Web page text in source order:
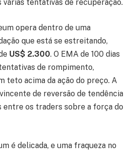
várias tentativas de recuperação.
opera dentro de uma
que está se estreitando,
US$ 2.300. O EMA de 100 dias
de rompimento,
teto acima da ação do preço. A
de reversão de tendência
entre os traders sobre a força do
é delicada, e uma fraqueza no